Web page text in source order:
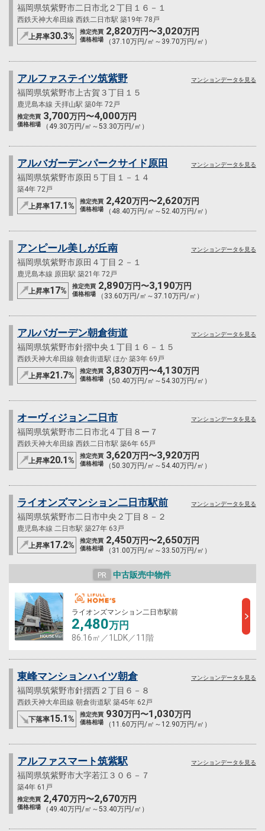
福岡県筑紫野市二日市北２丁目１６－１
西鉄天神大牟田線 西鉄二日市駅 築19年 78戸
上昇率30.3%
推定売買
価格相場
2,820万円〜3,020万円
（37.10万円/㎡～39.70万円/㎡）
アルファステイツ筑紫野
福岡県筑紫野市上古賀３丁目１５
鹿児島本線 天拝山駅 築0年 72戸
推定売買
価格相場
3,700万円〜4,000万円
（49.30万円/㎡～53.30万円/㎡）
マンションデータを見る
アルバガーデンパークサイド原田
福岡県筑紫野市原田５丁目１－１４
築4年 72戸
上昇率17.1%
推定売買
価格相場
2,420万円〜2,620万円
（48.40万円/㎡～52.40万円/㎡）
マンションデータを見る
アンピール美しが丘南
福岡県筑紫野市原田４丁目２－１
鹿児島本線 原田駅 築21年 72戸
上昇率17%
推定売買
価格相場
2,890万円〜3,190万円
（33.60万円/㎡～37.10万円/㎡）
マンションデータを見る
アルバガーデン朝倉街道
福岡県筑紫野市針摺中央１丁目１６－１５
西鉄天神大牟田線 朝倉街道駅 ほか 築3年 69戸
上昇率21.7%
推定売買
価格相場
3,830万円〜4,130万円
（50.40万円/㎡～54.30万円/㎡）
マンションデータを見る
オーヴィジョン二日市
福岡県筑紫野市二日市北４丁目８ー７
西鉄天神大牟田線 西鉄二日市駅 築6年 65戸
上昇率20.1%
推定売買
価格相場
3,620万円〜3,920万円
（50.30万円/㎡～54.40万円/㎡）
マンションデータを見る
ライオンズマンション二日市駅前
福岡県筑紫野市二日市中央２丁目８－２
鹿児島本線 二日市駅 築27年 63戸
上昇率17.2%
推定売買
価格相場
2,450万円〜2,650万円
（31.00万円/㎡～33.50万円/㎡）
マンションデータを見る
PR 中古販売中物件
ライオンズマンション二日市駅前
2,480万円
86.16㎡／1LDK／11階
東峰マンションハイツ朝倉
福岡県筑紫野市針摺西２丁目６－８
西鉄天神大牟田線 朝倉街道駅 築45年 62戸
下落率15.1%
推定売買
価格相場
930万円〜1,030万円
（11.60万円/㎡～12.90万円/㎡）
マンションデータを見る
アルファスマート筑紫駅
福岡県筑紫野市大字若江３０６－７
築4年 61戸
推定売買
価格相場
2,470万円〜2,670万円
（49.40万円/㎡～53.40万円/㎡）
マンションデータを見る